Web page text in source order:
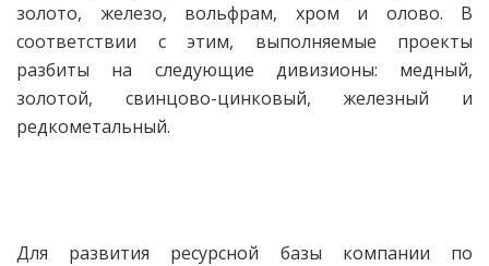
золото, железо, вольфрам, хром и олово. В
соответствии с этим, выполняемые проекты
разбиты на следующие дивизионы: медный,
золотой, свинцово-цинковый, железный и
редкометальный.
Для развития ресурсной базы компании по